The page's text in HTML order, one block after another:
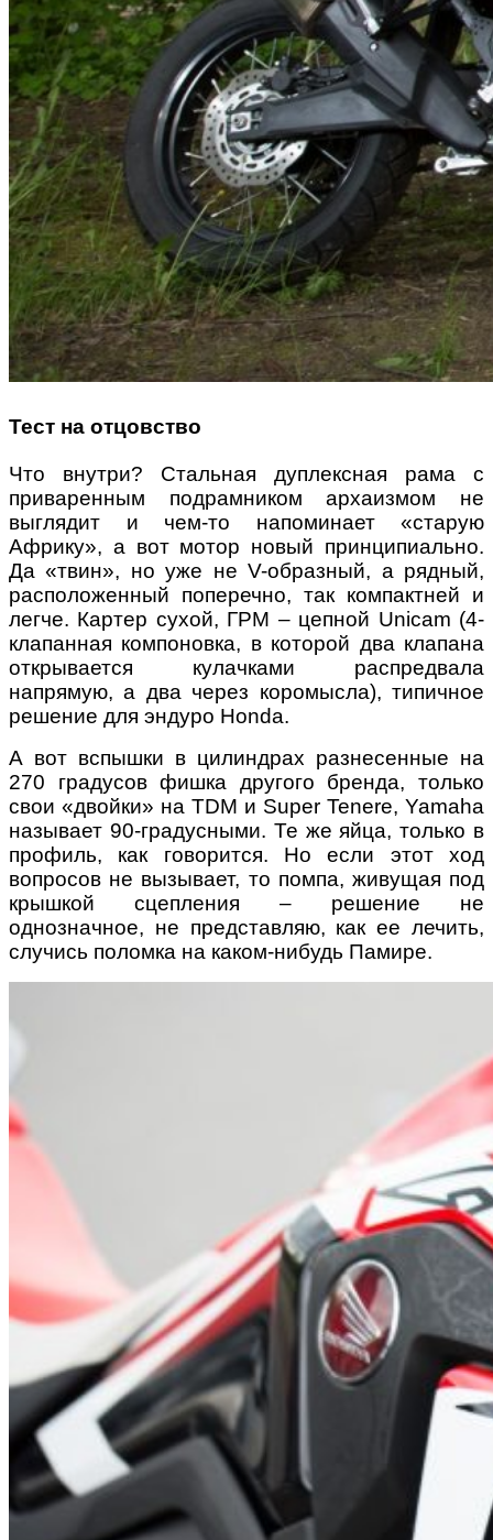
Тест на отцовство
Что внутри? Стальная дуплексная рама с
приваренным подрамником архаизмом не
выглядит и чем-то напоминает «старую
Африку», а вот мотор новый принципиально.
Да «твин», но уже не V-образный, а рядный,
расположенный поперечно, так компактней и
легче. Картер сухой, ГРМ – цепной Unicam (4-
клапанная компоновка, в которой два клапана
открывается кулачками распредвала
напрямую, а два через коромысла), типичное
решение для эндуро Honda.
А вот вспышки в цилиндрах разнесенные на
270 градусов фишка другого бренда, только
свои «двойки» на TDM и Super Tenere, Yamaha
называет 90-градусными. Те же яйца, только в
профиль, как говорится. Но если этот ход
вопросов не вызывает, то помпа, живущая под
крышкой сцепления – решение не
однозначное, не представляю, как ее лечить,
случись поломка на каком-нибудь Памире.